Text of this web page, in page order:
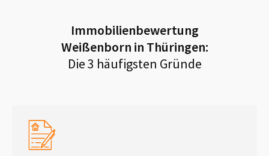
Immobilienbewertung
Weißenborn in Thüringen:
Die 3 häufigsten Gründe